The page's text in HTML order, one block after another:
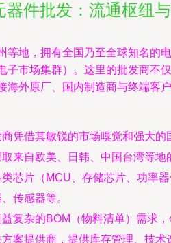
件批发：流通枢纽与
等地，拥有全国乃至全球知名的电
子市场集群）。这里的批发商不仅
海外原厂、国内制造商与终端客户
凭借其敏锐的市场嗅觉和强大的
来自欧美、日韩、中国台湾等地
芯片（MCU、存储芯片、功率
传感器等。
复杂的BOM（物料清单）需求，
案提供商，提供库存管理、技术